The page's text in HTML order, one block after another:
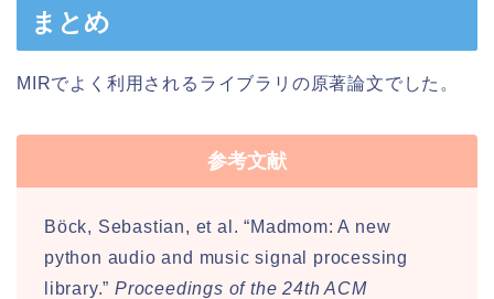
まとめ
MIRでよく利用されるライブラリの原著論文でした。
参考文献
Böck, Sebastian, et al. “Madmom: A new
python audio and music signal processing
library.” Proceedings of the 24th ACM